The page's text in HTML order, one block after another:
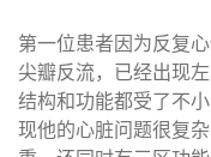
第一位患者因为反复
尖瓣反流，已经出现
结构和功能都受了不
现他的心脏问题很复